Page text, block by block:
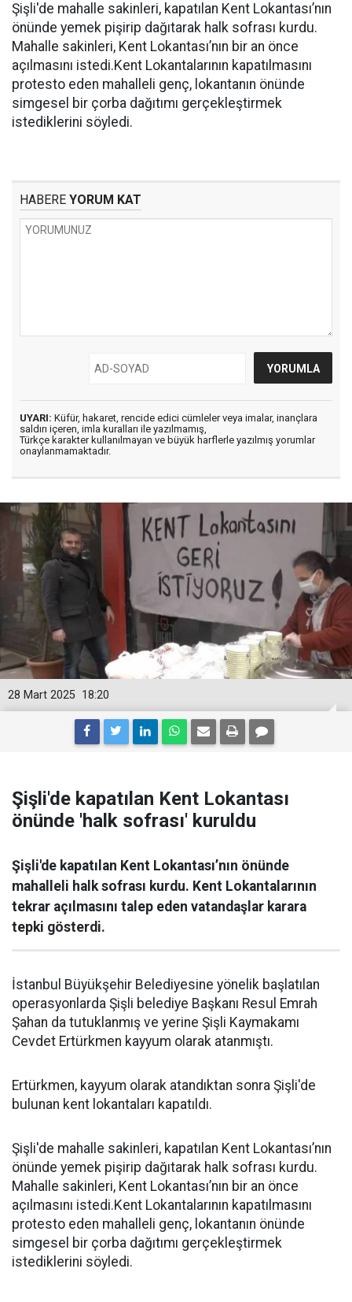
Şişli'de mahalle sakinleri, kapatılan Kent Lokantası’nın
önünde yemek pişirip dağıtarak halk sofrası kurdu.
Mahalle sakinleri, Kent Lokantası’nın bir an önce
açılmasını istedi.Kent Lokantalarının kapatılmasını
protesto eden mahalleli genç, lokantanın önünde
simgesel bir çorba dağıtımı gerçekleştirmek
istediklerini söyledi.
HABERE YORUM KAT
UYARI: Küfür, hakaret, rencide edici cümleler veya imalar, inançlara
saldırı içeren, imla kuralları ile yazılmamış,
Türkçe karakter kullanılmayan ve büyük harflerle yazılmış yorumlar
onaylanmamaktadır.
18:20
28 Mart 2025
Şişli'de kapatılan Kent Lokantası
önünde 'halk sofrası' kuruldu
Şişli'de kapatılan Kent Lokantası’nın önünde
mahalleli halk sofrası kurdu. Kent Lokantalarının
tekrar açılmasını talep eden vatandaşlar karara
tepki gösterdi.
İstanbul Büyükşehir Belediyesine yönelik başlatılan
operasyonlarda Şişli belediye Başkanı Resul Emrah
Şahan da tutuklanmış ve yerine Şişli Kaymakamı
Cevdet Ertürkmen kayyum olarak atanmıştı.
Ertürkmen, kayyum olarak atandıktan sonra Şişli'de
bulunan kent lokantaları kapatıldı.
Şişli'de mahalle sakinleri, kapatılan Kent Lokantası’nın
önünde yemek pişirip dağıtarak halk sofrası kurdu.
Mahalle sakinleri, Kent Lokantası’nın bir an önce
açılmasını istedi.Kent Lokantalarının kapatılmasını
protesto eden mahalleli genç, lokantanın önünde
simgesel bir çorba dağıtımı gerçekleştirmek
istediklerini söyledi.